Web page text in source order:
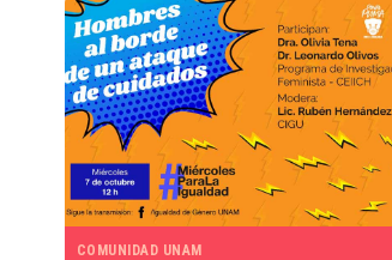
COMUNIDAD UNAM